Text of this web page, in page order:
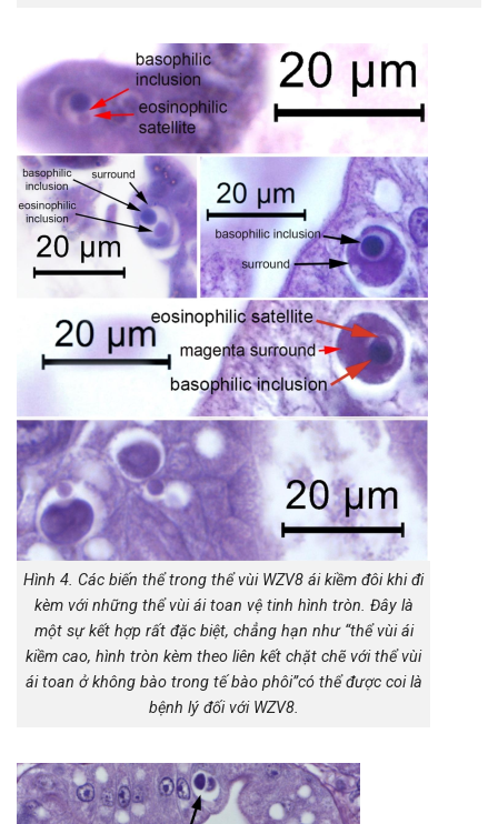
Hình 4. Các biến thể trong thể vùi WZV8 ái kiềm đôi khi đi
kèm với những thể vùi ái toan vệ tinh hình tròn. Đây là
một sự kết hợp rất đặc biệt, chẳng hạn như “thể vùi ái
kiềm cao, hình tròn kèm theo liên kết chặt chẽ với thể vùi
ái toan ở không bào trong tế bào phôi”có thể được coi là
bệnh lý đối với WZV8.